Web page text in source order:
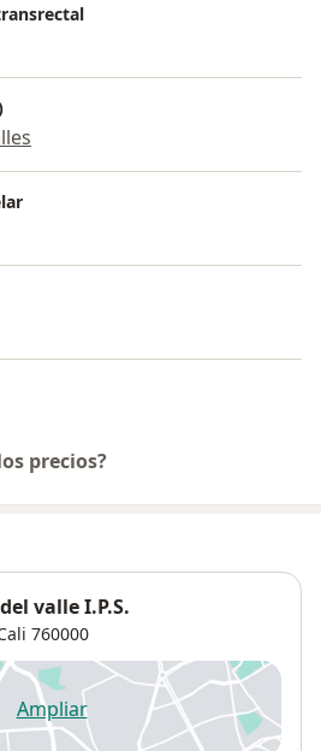
precios?
valle I.P.S.
760000
Ampliarse abre en una nueva